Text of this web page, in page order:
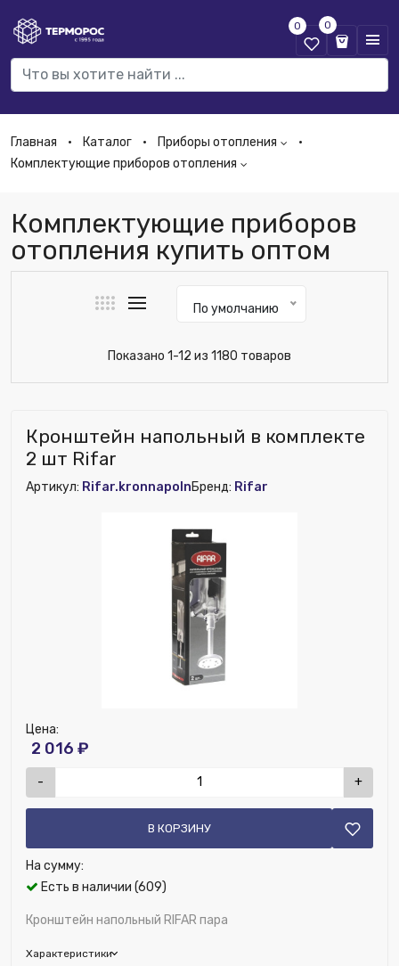
0 0
Главная Каталог
Приборы отопления
Комплектующие приборов отопления
Комплектующие приборов
отопления купить оптом
По умолчанию
Показано 1-12 из 1180 товаров
Кронштейн напольный в комплекте
2 шт Rifar
Артикул: Rifar.kronnapolnБренд: Rifar
Есть в наличии (609)
Кронштейн напольный RIFAR пара
Характеристики
Цена:
2 016 ₽
- +
В КОРЗИНУ
На сумму: